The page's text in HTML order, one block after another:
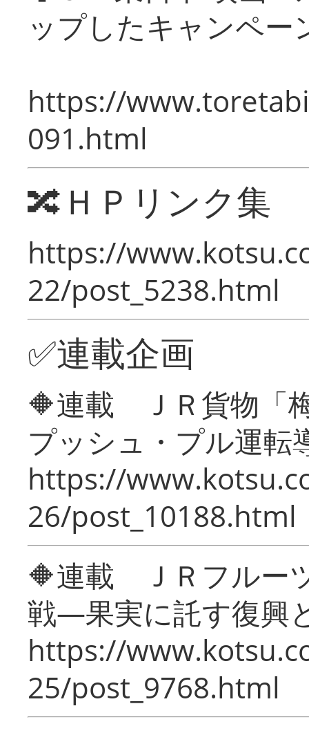
ップしたキャンペー
https://
091.html
🔀ＨＰリンク集
https://
22/post_5238.html
✅連載企画
🔶連載 ＪＲ貨物「
プッシュ・プル運転
https://
26/post_10188.html
🔶連載 ＪＲフルー
戦―果実に託す復興
https://
25/post_9768.html